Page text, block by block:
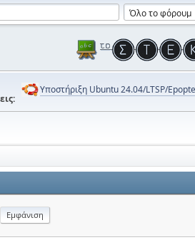
Υποστήριξη Ubuntu 24.04/LTSP/